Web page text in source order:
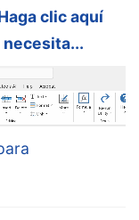
clic aquí